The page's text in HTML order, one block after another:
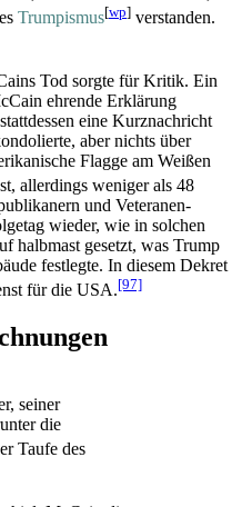
Trumpismus[wp] verstanden.
Tod sorgte für Kritik. Ein
ehrende Erklärung
eine Kurznachricht
aber nichts über
Flagge am Weißen
allerdings weniger als 48
und Veteranen­
wieder, wie in solchen
halbmast gesetzt, was Trump
festlegte. In diesem Dekret
für die USA.[97]
seiner
die
Taufe des